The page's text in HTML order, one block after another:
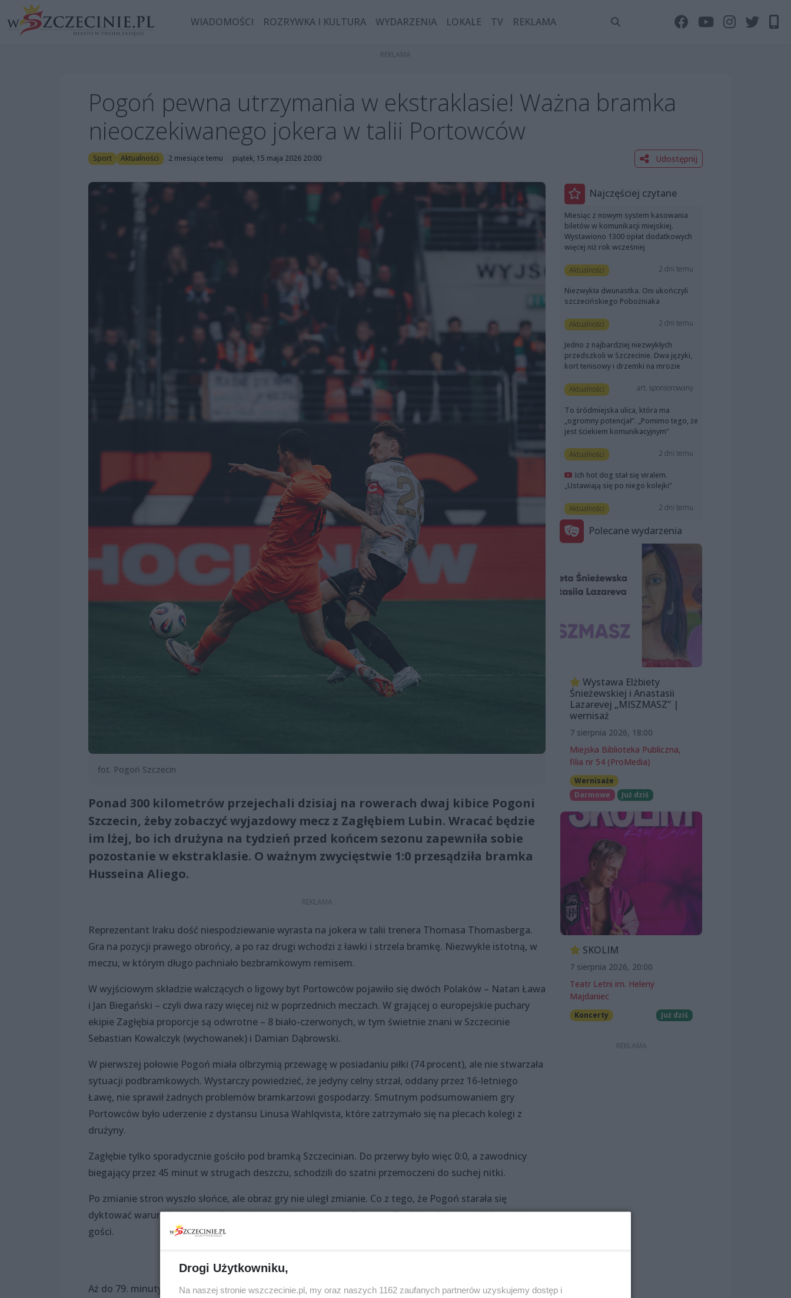
WIADOMOŚCI ROZRYWKA I KULTURA WYDARZENIA LOKALE TV REKLAMA
Pogoń pewna utrzymania w ekstraklasie! Ważna bramka
nieoczekiwanego jokera w talii Portowców
Sport Aktualności 2 miesiące temu piątek, 15 maja 2026 20:00 Udostępnij
fot. Pogoń Szczecin
Ponad 300 kilometrów przejechali dzisiaj na rowerach dwaj kibice Pogoni
Szczecin, żeby zobaczyć wyjazdowy mecz z Zagłębiem Lubin. Wracać będzie
im lżej, bo ich drużyna na tydzień przed końcem sezonu zapewniła sobie
pozostanie w ekstraklasie. O ważnym zwycięstwie 1:0 przesądziła bramka
Husseina Aliego.
Reprezentant Iraku dość niespodziewanie wyrasta na jokera w talii trenera Thomasa Thomasberga.
Gra na pozycji prawego obrońcy, a po raz drugi wchodzi z ławki i strzela bramkę. Niezwykle istotną, w
meczu, w którym długo pachniało bezbramkowym remisem.
W wyjściowym składzie walczących o ligowy byt Portowców pojawiło się dwóch Polaków – Natan Ława
i Jan Biegański – czyli dwa razy więcej niż w poprzednich meczach. W grającej o europejskie puchary
ekipie Zagłębia proporcje są odwrotne – 8 biało-czerwonych, w tym świetnie znani w Szczecinie
Sebastian Kowalczyk (wychowanek) i Damian Dąbrowski.
W pierwszej połowie Pogoń miała olbrzymią przewagę w posiadaniu piłki (74 procent), ale nie stwarzała
sytuacji podbramkowych. Wystarczy powiedzieć, że jedyny celny strzał, oddany przez 16-letniego
Ławę, nie sprawił żadnych problemów bramkarzowi gospodarzy. Smutnym podsumowaniem gry
Portowców było uderzenie z dystansu Linusa Wahlqvista, które zatrzymało się na plecach kolegi z
drużyny.
Zagłębie tylko sporadycznie gościło pod bramką Szczecinian. Do przerwy było więc 0:0, a zawodnicy
biegający przez 45 minut w strugach deszczu, schodzili do szatni przemoczeni do suchej nitki.
Po zmianie stron wyszło słońce, ale obraz gry nie uległ zmianie. Co z tego, że Pogoń starała się
dyktować warunki gry, skoro świetnie zorganizowane w defensywie Zagłębie długo rozbijało ataki
gości.
Aż do 79. minuty, gdy Ali świetnie zachował się, gdy piłka spadła mu pod nogi kilka metrów od bramki.
Najczęściej czytane
Miesiąc z nowym system kasowania
biletów w komunikacji miejskiej.
Wystawiono 1300 opłat dodatkowych
więcej niż rok wcześniej
Aktualności 2 dni temu
Niezwykła dwunastka. Oni ukończyli
szczecińskiego Pobożniaka
Aktualności 2 dni temu
Jedno z najbardziej niezwykłych
przedszkoli w Szczecinie. Dwa języki,
kort tenisowy i drzemki na mrozie
Aktualności art. sponsorowany
To śródmiejska ulica, która ma
„ogromny potencjał”. „Pomimo tego, że
jest ściekiem komunikacyjnym”
Aktualności 2 dni temu
Ich hot dog stał się viralem.
„Ustawiają się po niego kolejki”
Aktualności 2 dni temu
Polecane wydarzenia
Wystawa Elżbiety
Śnieżewskiej i Anastasii
Lazarevej „MISZMASZ” |
wernisaż
7 sierpnia 2026, 18:00
Miejska Biblioteka Publiczna,
filia nr 54 (ProMedia)
Wernisaże
Darmowe
Już dziś
SKOLIM
7 sierpnia 2026, 20:00
Teatr Letni im. Heleny
Majdaniec
Koncerty Już dziś
Drogi Użytkowniku,
Na naszej stronie wszczecinie.pl, my oraz naszych 1162 zaufanych partnerów uzyskujemy dostęp i